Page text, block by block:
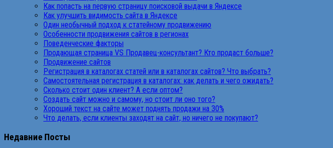
Как попасть на первую страницу поисковой выдачи в Яндексе
Как улучшить видимость сайта в Яндексе
Один необычный подход к статейному продвижению
Особенности продвижения сайтов в регионах
Поведенческие факторы
Продающая страница VS Продавец-консультант? Кто продаст больше?
Продвижение сайтов
Регистрация в каталогах статей или в каталогах сайтов? Что выбрать?
Самостоятельная регистрация в каталогах: как делать и чего ожидать?
Сколько стоит один клиент? А если оптом?
Создать сайт можно и самому, но стоит ли оно того?
Хороший текст на сайте может поднять продажи на 30%
Что делать, если клиенты заходят на сайт, но ничего не покупают?
Недавние Посты